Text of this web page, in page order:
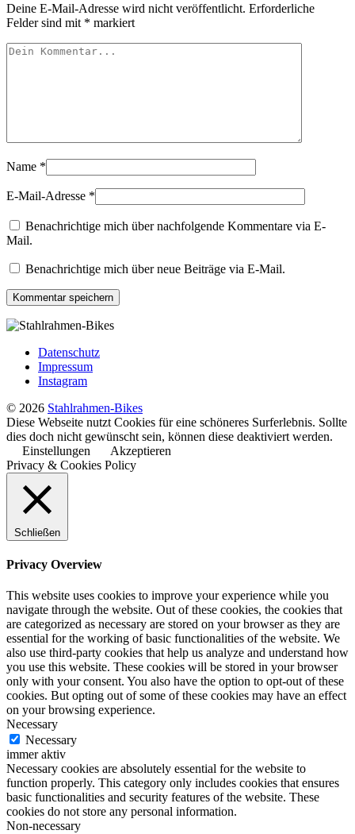
Deine E-Mail-Adresse wird nicht veröffentlicht. Erforderliche
Felder sind mit * markiert
Name *
E-Mail-Adresse *
Benachrichtige mich über nachfolgende Kommentare via E-
Mail.
Benachrichtige mich über neue Beiträge via E-Mail.
Datenschutz
Impressum
Instagram
© 2026 Stahlrahmen-Bikes
Diese Webseite nutzt Cookies für eine schöneres Surferlebnis. Sollte
dies doch nicht gewünscht sein, können diese deaktiviert werden.
Einstellungen
Akzeptieren
Privacy & Cookies Policy
Schließen
Privacy Overview
This website uses cookies to improve your experience while you
navigate through the website. Out of these cookies, the cookies that
are categorized as necessary are stored on your browser as they are
essential for the working of basic functionalities of the website. We
also use third-party cookies that help us analyze and understand how
you use this website. These cookies will be stored in your browser
only with your consent. You also have the option to opt-out of these
cookies. But opting out of some of these cookies may have an effect
on your browsing experience.
Necessary
Necessary
immer aktiv
Necessary cookies are absolutely essential for the website to
function properly. This category only includes cookies that ensures
basic functionalities and security features of the website. These
cookies do not store any personal information.
Non-necessary